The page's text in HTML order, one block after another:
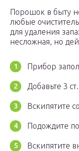
Порошок в быту
любые
для удаления
несложная, но
Прибор
Добавьте 3
Вскипятите
Подождите
Вскипятите